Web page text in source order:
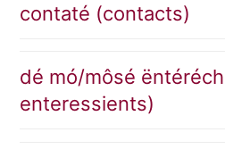
contaté (contacts)
dé mó/môsé
enteressients)